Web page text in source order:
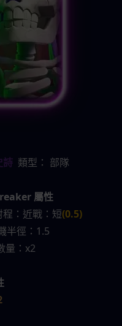
詩 類型： 部隊
屬性
程：近戰：短(0.5)
半徑：1.5
量：x2